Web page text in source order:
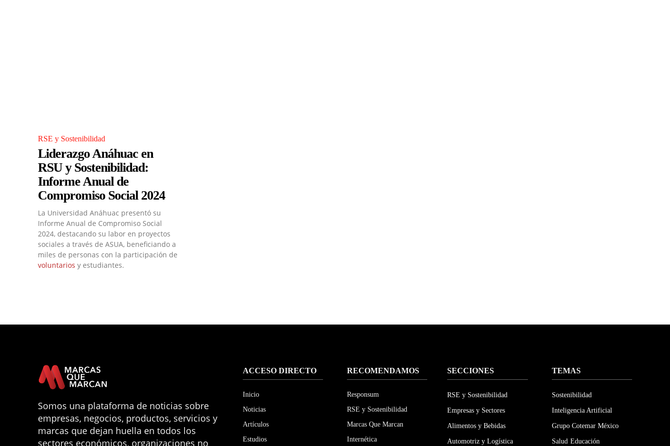
RSE y Sostenibilidad
Liderazgo Anáhuac en
RSU y Sostenibilidad:
Informe Anual de
Compromiso Social 2024
La Universidad Anáhuac presentó su
Informe Anual de Compromiso Social
2024, destacando su labor en proyectos
sociales a través de ASUA, beneficiando a
miles de personas con la participación de
voluntarios y estudiantes.
Somos una plataforma de noticias sobre
empresas, negocios, productos, servicios y
marcas que dejan huella en todos los
sectores económicos, organizaciones no
ACCESO DIRECTO
Inicio
Noticias
Artículos
Estudios
RECOMENDAMOS
Responsum
RSE y Sostenibilidad
Marcas Que Marcan
Internética
SECCIONES
RSE y Sostenibilidad
Empresas y Sectores
Alimentos y Bebidas
Automotriz y Logística
TEMAS
Sostenibilidad
Inteligencia Artificial
Grupo Cotemar México
Salud Educación